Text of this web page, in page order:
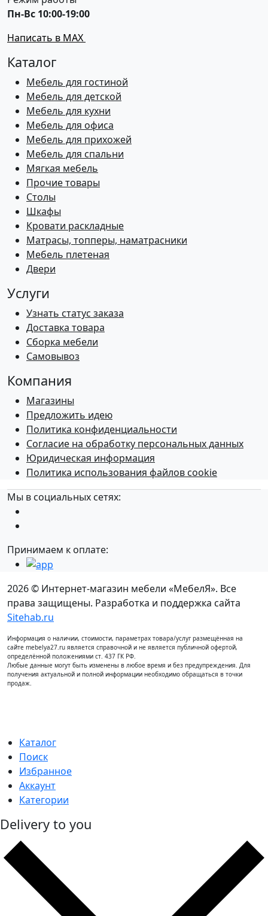
Пн-Вс 10:00-19:00
Написать в MAX
Каталог
Мебель для гостиной
Мебель для детской
Мебель для кухни
Мебель для офиса
Мебель для прихожей
Мебель для спальни
Мягкая мебель
Прочие товары
Столы
Шкафы
Кровати раскладные
Матрасы, топперы, наматрасники
Мебель плетеная
Двери
Услуги
Узнать статус заказа
Доставка товара
Сборка мебели
Самовывоз
Компания
Магазины
Предложить идею
Политика конфиденциальности
Согласие на обработку персональных данных
Юридическая информация
Политика использования файлов cookie
Мы в социальных сетях:
Принимаем к оплате:
2026 © Интернет-магазин мебели «МебелЯ». Все
права защищены. Разработка и поддержка сайта
Sitehab.ru
Информация о наличии, стоимости, параметрах товара/услуг размещённая на
сайте mebelya27.ru является справочной и не является публичной офертой,
определённой положениями ст. 437 ГК РФ.
Любые данные могут быть изменены в любое время и без предупреждения. Для
получения актуальной и полной информации необходимо обращаться в точки
продаж.
Каталог
Поиск
Избранное
Аккаунт
Категории
Delivery to you